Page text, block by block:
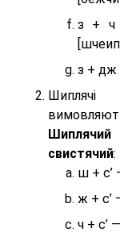
з + ч
з + дж
Шиплячі
свистячий:
ш + с’
ж + с’
ч + с’